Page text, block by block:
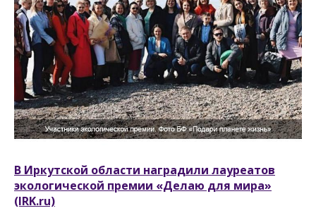
В Иркутской области наградили лауреатов
экологической премии «Делаю для мира»
(IRK.ru)